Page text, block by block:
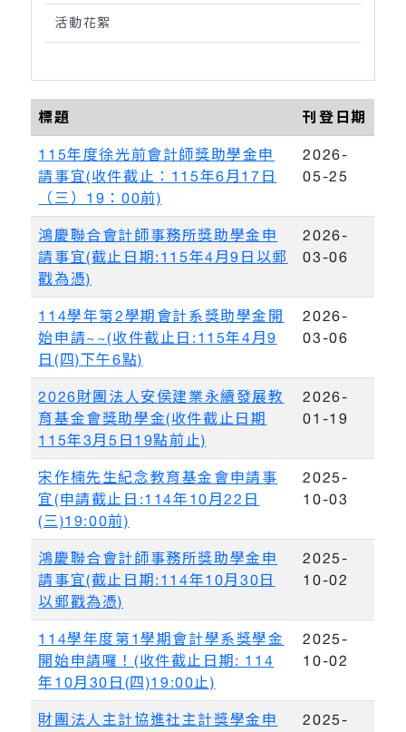
活動花絮
標題 刊登日期
115年度徐光前會計師獎助學金申
請事宜(收件截止：115年6月17日
（三）19：00前)
2026-
05-25
鴻慶聯合會計師事務所獎助學金申
請事宜(截止日期:115年4月9日以郵
戳為憑)
2026-
03-06
114學年第2學期會計系獎助學金開
始申請~~(收件截止日:115年4月9
日(四)下午6點)
2026-
03-06
2026財團法人安侯建業永續發展教
育基金會獎助學金(收件截止日期
115年3月5日19點前止)
2026-
01-19
宋作楠先生紀念教育基金會申請事
宜(申請截止日:114年10月22日
(三)19:00前)
2025-
10-03
鴻慶聯合會計師事務所獎助學金申
請事宜(截止日期:114年10月30日
以郵戳為憑)
2025-
10-02
114學年度第1學期會計學系獎學金
開始申請囉！(收件截止日期: 114
年10月30日(四)19:00止)
2025-
10-02
財團法人主計協進社主計獎學金申
2025-